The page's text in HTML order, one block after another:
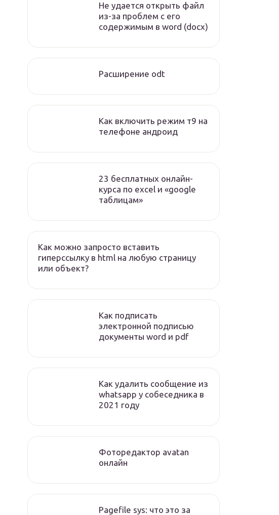
Не удается открыть файл
из-за проблем с его
содержимым в word (docx)
Расширение odt
Как включить режим т9 на
телефоне андроид
23 бесплатных онлайн-
курса по excel и «google
таблицам»
Как можно запросто вставить
гиперссылку в html на любую страницу
или объект?
Как подписать
электронной подписью
документы word и pdf
Как удалить сообщение из
whatsapp у собеседника в
2021 году
Фоторедактор avatan
онлайн
Pagefile sys: что это за